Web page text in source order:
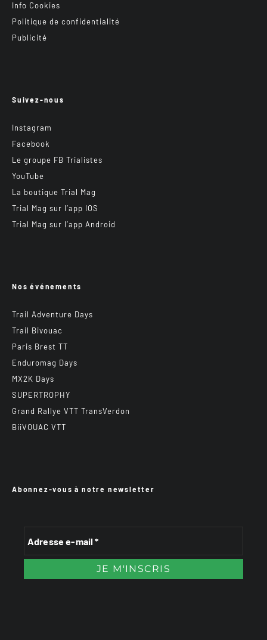
Info Cookies
Politique de confidentialité
Publicité
Suivez-nous
Instagram
Facebook
Le groupe FB Trialistes
YouTube
La boutique Trial Mag
Trial Mag sur l’app IOS
Trial Mag sur l’app Android
Nos événements
Trail Adventure Days
Trail Bivouac
Paris Brest TT
Enduromag Days
MX2K Days
SUPERTROPHY
Grand Rallye VTT TransVerdon
BiiVOUAC VTT
Abonnez-vous à notre newsletter